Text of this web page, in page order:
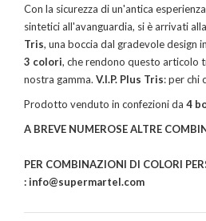
Con la sicurezza di un'antica
sintetici all'avanguardia, si è arrivati
Tris, una boccia dal gradevole design in
3 colori, che rendono questo articolo
nostra gamma. V.I.P. Plus Tris: per chi
Prodotto venduto in confezioni da 4
A BREVE NUMEROSE ALTRE
PER COMBINAZIONI DI COLORI
: info@supermartel.com